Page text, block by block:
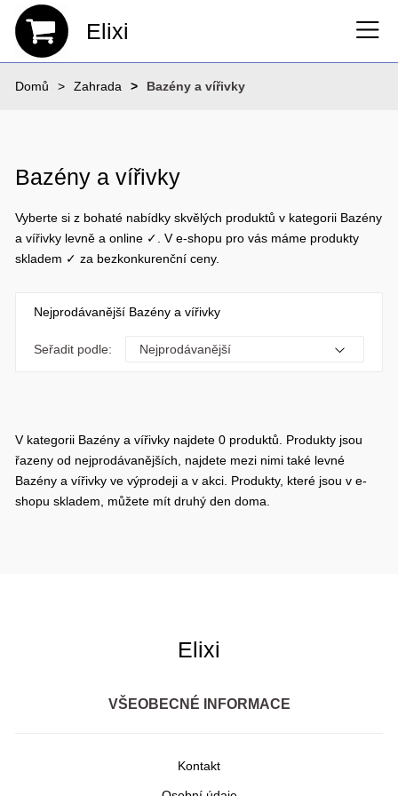
Elixi
Domů Zahrada Bazény a vířivky
Bazény a vířivky
Vyberte si z bohaté nabídky skvělých produktů v kategorii Bazény
a vířivky levně a online ✓. V e-shopu pro vás máme produkty
skladem ✓ za bezkonkurenční ceny.
Nejprodávanější Bazény a vířivky
Seřadit podle:
V kategorii Bazény a vířivky najdete 0 produktů. Produkty jsou
řazeny od nejprodávanějších, najdete mezi nimi také levné
Bazény a vířivky ve výprodeji a v akci. Produkty, které jsou v e-
shopu skladem, můžete mít druhý den doma.
Elixi
VŠEOBECNÉ INFORMACE
Kontakt